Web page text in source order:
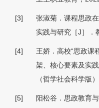
[3]
张淑菊．课程思政
实践与研究［J］．
[4]
王娇．高校“思政课
架、核心要素及实
（哲学社会科学版
[5]
阳松谷．思政教育